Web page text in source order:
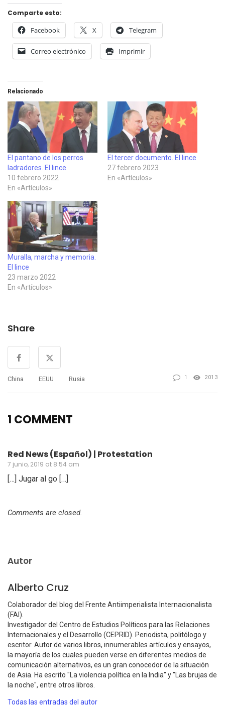
Comparte esto:
Facebook X Telegram
Correo electrónico Imprimir
Relacionado
El pantano de los perros
ladradores. El lince
10 febrero 2022
En «Artículos»
El tercer documento. El lince
27 febrero 2023
En «Artículos»
Muralla, marcha y memoria.
El lince
23 marzo 2022
En «Artículos»
Share
China EEUU Rusia 1 2013
1 COMMENT
Red News (Español) | Protestation
7 junio, 2019 at 8:54 am
[…] Jugar al go […]
Comments are closed.
Autor
Alberto Cruz
Colaborador del blog del Frente Antiimperialista Internacionalista
(FAI).
Investigador del Centro de Estudios Políticos para las Relaciones
Internacionales y el Desarrollo (CEPRID). Periodista, politólogo y
escritor. Autor de varios libros, innumerables artículos y ensayos,
la mayoría de los cuales pueden verse en diferentes medios de
comunicación alternativos, es un gran conocedor de la situación
de Asia. Ha escrito "La violencia política en la India" y "Las brujas de
la noche", entre otros libros.
Todas las entradas del autor